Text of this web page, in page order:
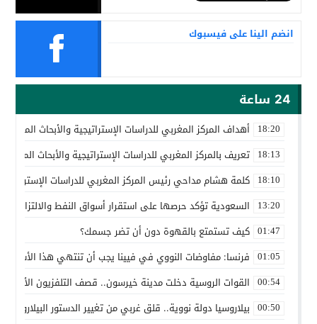
انضم الينا على فيسبوك
24 ساعة
18:20 أهداف المركز المغربي للدراسات الإستراتيجية والأبحاث المتقدمة
18:13 تعريف بالمركز المغربي للدراسات الإستراتيجية والأبحاث
18:10 كلمة هشام مداحي رئيس المركز المغربي للدراسات
13:20 السعودية تؤكد حرصها على استقرار أسواق النفط والالتزام
01:47 كيف تستمتع بالقهوة دون أن تضر جسمك؟
01:05 فرنسا: مفاوضات النووي في فيينا يجب أن تنتهي هذا الأسبوع
00:54 القوات الروسية دخلت مدينة خيرسون.. قصف التلفزيون
00:50 بيلاروسيا دولة نووية.. قلق غربي من تغيير الدستور